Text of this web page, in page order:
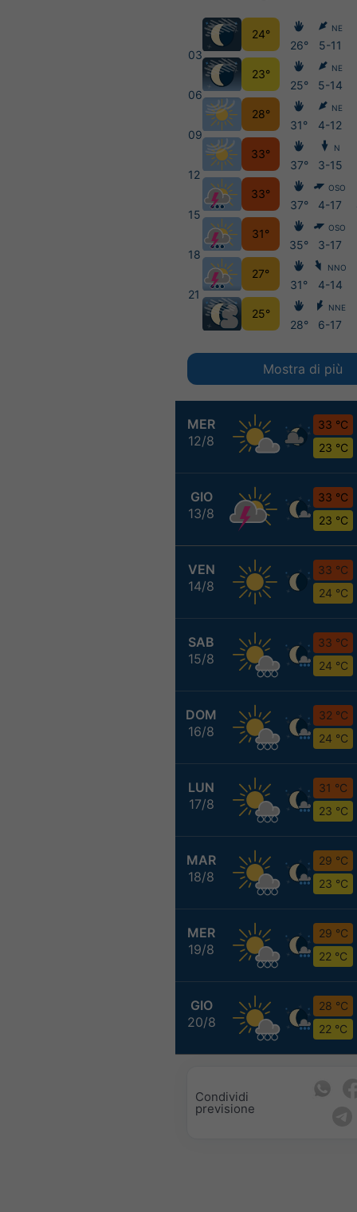
MER
12/8
33 °C
23 °C
GIO
13/8
33 °C
23 °C
VEN
14/8
33 °C
24 °C
SAB
15/8
33 °C
24 °C
DOM
16/8
32 °C
24 °C
LUN
17/8
31 °C
23 °C
MAR
18/8
29 °C
23 °C
MER
19/8
29 °C
22 °C
GIO
20/8
28 °C
22 °C
03
06
09
12
15
18
21
24°
23°
28°
33°
33°
31°
27°
25°
26°
25°
31°
37°
37°
35°
31°
28°
NE
5-11
NE
5-14
NE
4-12
N
3-15
OSO
4-17
OSO
3-17
NNO
4-14
NNE
6-17
Mostra di più
Condividi
previsione